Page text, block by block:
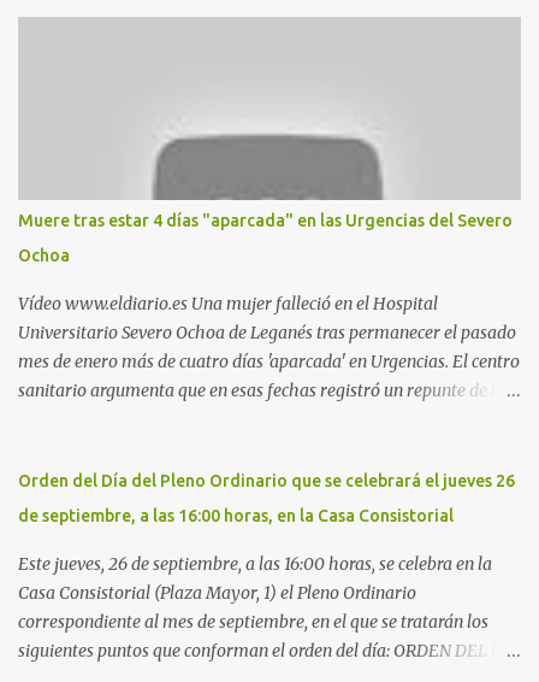
estadio municipal de Butarque) y caminos entre el estadio y Plaza
Nueva. Otro lugar: Escombrera de Polvoranca, entre Leganés y
Móstoles También en el parque de la Hispanidad, situado frente a
la Policía Local de Leganés de la calle Chile, 1, y junto al
cementerio de Butarque". Más información
Muere tras estar 4 días "aparcada" en las Urgencias del Severo
Ochoa
Vídeo www.eldiario.es Una mujer falleció en el Hospital
Universitario Severo Ochoa de Leganés tras permanecer el pasado
mes de enero más de cuatro días 'aparcada' en Urgencias. El centro
sanitario argumenta que en esas fechas registró un repunte de las
arritmia y agravamiento de su dolencia por culpa de un resfriado.
Por ello, la ingresaron a finales del año pasado en el Hospital
cama, en el pasillo, sin mantas y sin poder descansar. Su hija, que
ha denunciado el caso y que grabó un vídeo de la situación
extrema, aseguró que los pasillos estaban repletos de enfermos y
que faltaban médicos por las vacaciones de Navidad, además de
Orden del Día del Pleno Ordinario que se celebrará el jueves 26
de septiembre, a las 16:00 horas, en la Casa Consistorial
Este jueves, 26 de septiembre, a las 16:00 horas, se celebra en la
Casa Consistorial (Plaza Mayor, 1) el Pleno Ordinario
correspondiente al mes de septiembre, en el que se tratarán los
siguientes puntos que conforman el orden del día: ORDEN DEL DÍA